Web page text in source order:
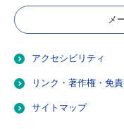
メ
アクセシビリティ
リンク・著作権・免
サイトマップ